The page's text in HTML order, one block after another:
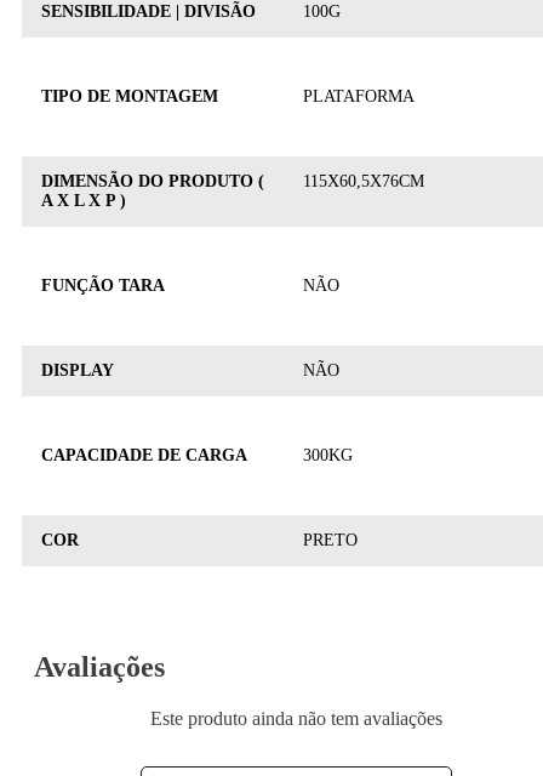
SENSIBILIDADE | DIVISÃO 100G
TIPO DE MONTAGEM PLATAFORMA
DIMENSÃO DO PRODUTO (
A X L X P )
115X60,5X76CM
FUNÇÃO TARA NÃO
DISPLAY NÃO
CAPACIDADE DE CARGA 300KG
COR PRETO
Avaliações
Este produto ainda não tem avaliações